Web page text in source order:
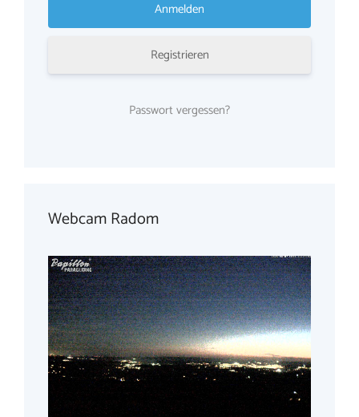
Registrieren
Passwort vergessen?
Webcam Radom